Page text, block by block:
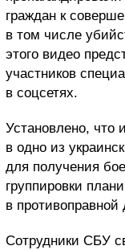
граждан к
в том числе
этого видео
участников
в соцсетях.
Установлено, что
в одно из
для получения
группировки
в противоправной
Сотрудники СБУ